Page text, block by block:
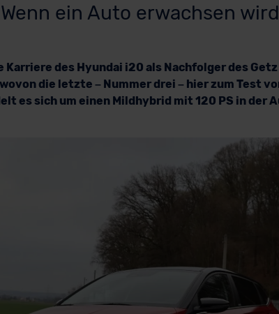
Wenn ein Auto erwachsen wird
Karriere des Hyundai i20 als Nachfolger des
die letzte – Nummer drei – hier zum Test
es sich um einen Mildhybrid mit 120 PS in der